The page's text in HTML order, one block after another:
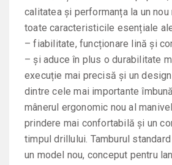
calitatea și performanța la un
toate caracteristicile esențiale
– fiabilitate, funcționare lină și
– și aduce în plus o durabilitate
execuție mai precisă și un
dintre cele mai importante
mânerul ergonomic nou al
prindere mai confortabilă și un
timpul drillului. Tamburul
un model nou, conceput pentru